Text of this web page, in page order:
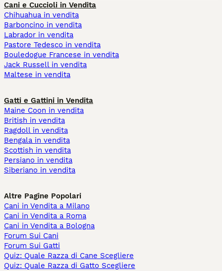
Cani e Cuccioli in Vendita
Chihuahua in vendita
Barboncino in vendita
Labrador in vendita
Pastore Tedesco in vendita
Bouledogue Francese in vendita
Jack Russell in vendita
Maltese in vendita
Gatti e Gattini in Vendita
Maine Coon in vendita
British in vendita
Ragdoll in vendita
Bengala in vendita
Scottish in vendita
Persiano in vendita
Siberiano in vendita
Altre Pagine Popolari
Cani in Vendita a Milano
Cani in Vendita a Roma
Cani in Vendita a Bologna
Forum Sui Cani
Forum Sui Gatti
Quiz: Quale Razza di Cane Scegliere
Quiz: Quale Razza di Gatto Scegliere